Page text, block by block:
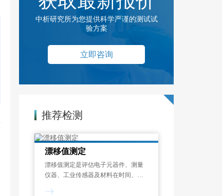
中析研究所为您提供科学严谨的测试试
验方案
立即咨询
推荐检测
漂移值测定
漂移值测定是评估电子元器件、测量
仪器、工业传感器及材料在时间、温